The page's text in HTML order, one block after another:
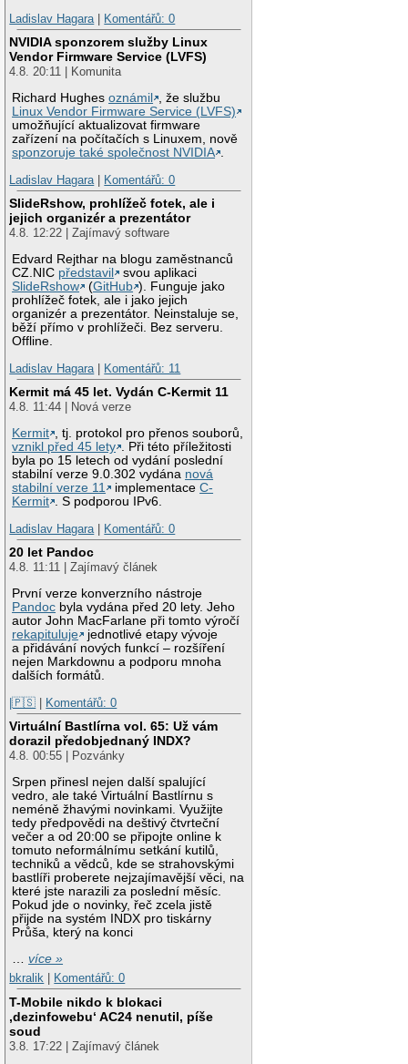
Ladislav Hagara
Komentářů: 0
NVIDIA sponzorem služby Linux
Vendor Firmware Service (LVFS)
4.8. 20:11 | Komunita
Richard Hughesoznámil
, že službu
Linux Vendor Firmware Service (LVFS)
umožňující aktualizovat firmware
zařízení na počítačích s Linuxem, nově
sponzoruje také společnost NVIDIA .
Ladislav Hagara | Komentářů: 0
SlideRshow, prohlížeč fotek, ale i
jejich organizér a prezentátor
4.8. 12:22 | Zajímavý software
Edvard Rejthar na blogu zaměstnanců
CZ.NIC představil
svou aplikaci
SlideRshow
(GitHub ). Funguje jako
prohlížeč fotek, ale i jako jejich
organizér a prezentátor. Neinstaluje se,
běží přímo v prohlížeči. Bez serveru.
Offline.
Ladislav Hagara | Komentářů: 11
Kermit má 45 let. Vydán C-Kermit 11
4.8. 11:44 | Nová verze
Kermit , tj. protokol pro přenos souborů,
vznikl před 45 lety . Při této příležitosti
byla po 15 letech od vydání poslední
stabilní verze 9.0.302 vydána nová
stabilní verze 11
implementaceC-
Kermit . S podporou IPv6.
Ladislav Hagara | Komentářů: 0
20 let Pandoc
4.8. 11:11 | Zajímavý článek
První verze konverzního nástroje
Pandoc byla vydána před 20 lety. Jeho
autor John MacFarlane při tomto výročí
rekapituluje
jednotlivé etapy vývoje
a přidávání nových funkcí – rozšíření
nejen Markdownu a podporu mnoha
dalších formátů.
|🇵🇸 | Komentářů: 0
Virtuální Bastlírna vol. 65: Už vám
dorazil předobjednaný INDX?
4.8. 00:55 | Pozvánky
Srpen přinesl nejen další spalující
vedro, ale také Virtuální Bastlírnu s
neméně žhavými novinkami. Využijte
tedy předpovědi na deštivý čtvrteční
večer a od 20:00 se připojte online k
tomuto neformálnímu setkání kutilů,
techniků a vědců, kde se strahovskými
bastlíři proberete nejzajímavější věci, na
které jste narazili za poslední měsíc.
Pokud jde o novinky, řeč zcela jistě
přijde na systém INDX pro tiskárny
Průša, který na konci
…více »
bkralik
Komentářů: 0
T-Mobile nikdo k blokaci
‚dezinfowebu‘ AC24 nenutil, píše
soud
3.8. 17:22 | Zajímavý článek